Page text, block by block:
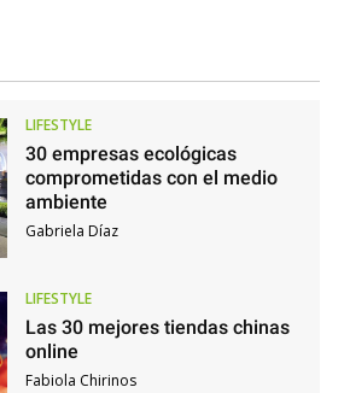
LIFESTYLE
30 empresas ecológicas
comprometidas con el medio
ambiente
Gabriela Díaz
LIFESTYLE
Las 30 mejores tiendas chinas
online
Fabiola Chirinos